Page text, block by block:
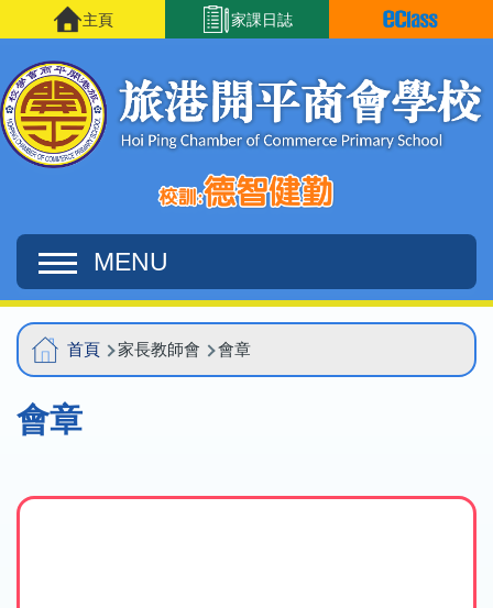
移至主內容 家課日誌
主頁
MENU
Main
navigation
導
航
連
首頁 家長教師會 會章
會章